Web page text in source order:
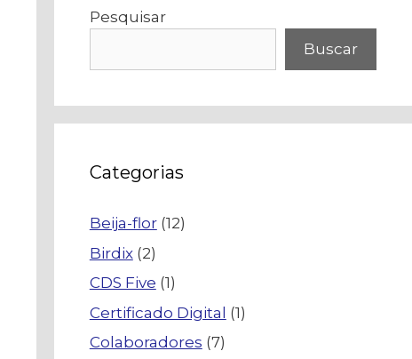
Pesquisar
Buscar
Categorias
Beija-flor(12)
Birdix(2)
CDS Five (1)
Certificado Digital (1)
Colaboradores (7)